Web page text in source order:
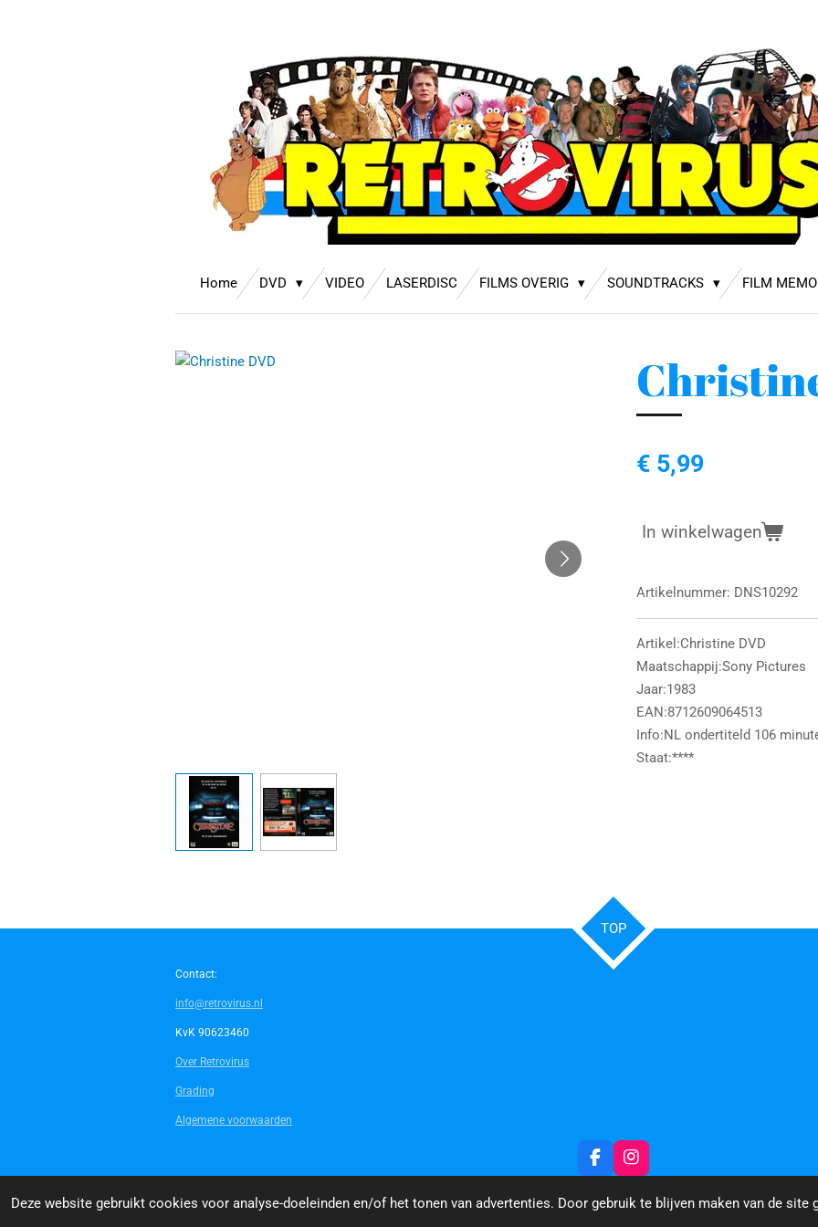
Deze website gebruikt cookies voor analyse-doeleinden en/of het tonen van advertenties. Door gebruik te blijven maken van de site
Home DVD VIDEO LASERDISC FILMS OVERIG SOUNDTRACKS FILM
€ 5,99
In winkelwagen
Artikelnummer: DNS10292
Artikel:Christine DVD
Maatschappij:Sony Pictures
Jaar:1983
EAN:8712609064513
Info:NL ondertiteld 106
Staat:****
TOP
Contact:
info@retrovirus.nl
KvK 90623460
Over Retrovirus
Grading
Algemene voorwaarden
F
a
c
e
I
n
s